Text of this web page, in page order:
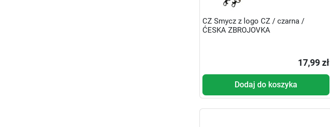
CZ Smycz z logo CZ / czarna /
ĆESKA ZBROJOVKA
17,99 zł
Dodaj do koszyka